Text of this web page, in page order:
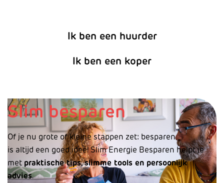
Ik ben een huurder
Ik ben een koper
Slim besparen
Of je nu grote of kleine stappen zet: besparen
is altijd een goed idee! Slim Energie Besparen helpt je
met praktische tips, slimme tools en persoonlijk
advies.